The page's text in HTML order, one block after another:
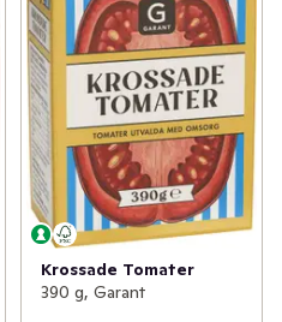
Krossade Tomater
390 g, Garant